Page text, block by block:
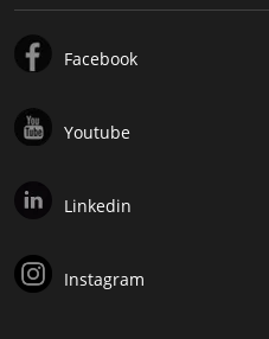
Facebook
Youtube
Linkedin
Instagram